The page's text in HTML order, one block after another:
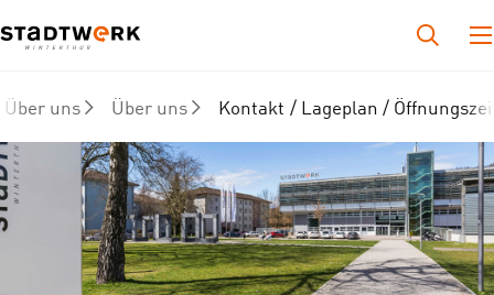
Über uns Über uns Kontakt / Lageplan /